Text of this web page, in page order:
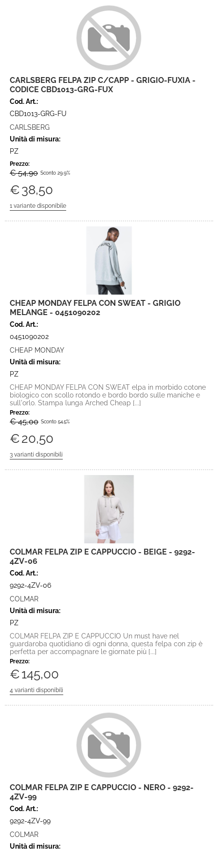
CARLSBERG FELPA ZIP C/CAPP - GRIGIO-FUXIA -
CODICE CBD1013-GRG-FUX
Cod. Art.:
CBD1013-GRG-FU
CARLSBERG
Unità di misura:
PZ
Prezzo:
€ 54,90 Sconto 29.9%
€38,50
CHEAP MONDAY FELPA CON SWEAT - GRIGIO
MELANGE - 0451090202
Cod. Art.:
0451090202
CHEAP MONDAY
Unità di misura:
PZ
CHEAP MONDAY FELPA CON SWEAT elpa in morbido cotone
biologico con scollo rotondo e bordo bordo sulle maniche e
sull'orlo. Stampa lunga Arched Cheap [...]
Prezzo:
€ 45,00 Sconto 54.5%
€20,50
COLMAR FELPA ZIP E CAPPUCCIO - BEIGE - 9292-
4ZV-06
Cod. Art.:
9292-4ZV-06
COLMAR
Unità di misura:
PZ
COLMAR FELPA ZIP E CAPPUCCIO Un must have nel
guardaroba quotidiano di ogni donna, questa felpa con zip è
perfetta per accompagnare le giornate più [...]
Prezzo:
€145,00
COLMAR FELPA ZIP E CAPPUCCIO - NERO - 9292-
4ZV-99
Cod. Art.:
9292-4ZV-99
COLMAR
Unità di misura: